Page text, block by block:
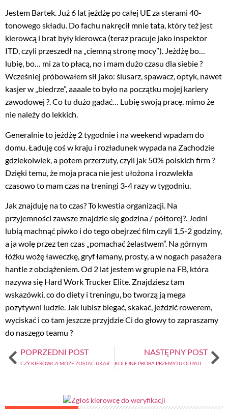
Jestem Bartek. Już 6 lat jeżdżę po całej UE za sterami 40-
tonowego składu. Do fachu nakręcił mnie tata, który też jest
kierowcą i brat były kierowca (teraz pracuje jako inspektor
ITD, czyli przeszedł na „ciemną stronę mocy”). Jeżdżę bo…
lubię, bo… mi za to płacą, no i mam dużo czasu dla siebie ?
Wcześniej próbowałem sił jako: ślusarz, spawacz, optyk, nawet
kasjer w „biedrze”, aaaale to było na początku mojej kariery
zawodowej ?. Co tu dużo gadać… Lubię swoją pracę, mimo że
nie należy do lekkich.
Generalnie to jeżdżę 2 tygodnie i na weekend wpadam do
domu. Ładuję coś w kraju i rozładunek wypada na Zachodzie
gdziekolwiek, a potem przerzuty, czyli jak 50% polskich firm ?
Dzięki temu, że moja praca nie jest ułożona i rozwlekła
czasowo to mam czas na treningi 3-4 razy w tygodniu.
Jak znajduję na to czas? To kwestia organizacji. Na
przyjemności zawsze znajdzie się godzina / półtorej?. Jedni
lubią machnąć piwko i do tego obejrzeć film czyli 1,5-2 godziny,
a ja wolę przez ten czas „pomachać żelastwem”. Na górnym
łóżku wożę ławeczkę, gryf łamany, prosty, a w nogach pasażera
hantle z obciążeniem. Od 2 lat jestem w grupie na FB, która
nazywa się Hard Work Trucker Elite. Znajdziesz tam
wskazówki, co do diety i treningu, bo tworzą ją mega
pozytywni ludzie. Jak lubisz biegać, skakać, jeździć rowerem,
wyciskać i co tam jeszcze przyjdzie Ci do głowy to zapraszamy
do naszego teamu ?
POPRZEDNI POST
NASTĘPNY POST